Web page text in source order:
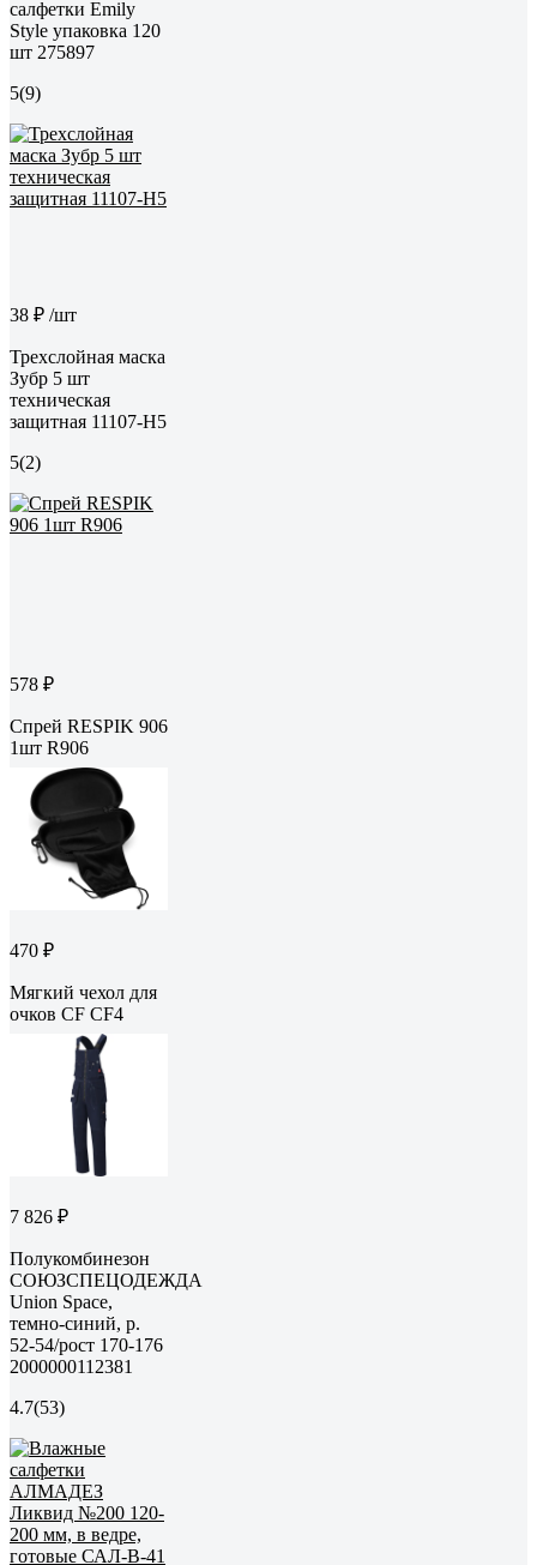
салфетки Emily
Style упаковка 120
шт 275897
5(9)
38 ₽ /шт
Трехслойная маска
Зубр 5 шт
техническая
защитная 11107-H5
5(2)
578 ₽
Спрей RESPIK 906
1шт R906
470 ₽
Мягкий чехол для
очков CF CF4
7 826 ₽
Полукомбинезон
СОЮЗСПЕЦОДЕЖДА
Union Space,
темно-синий, р.
52-54/рост 170-176
2000000112381
4.7(53)